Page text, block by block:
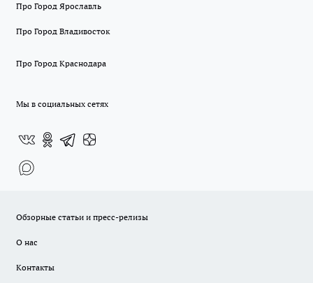
Про Город Ярославль
Про Город Владивосток
Про Город Краснодара
Мы в социальных сетях
Обзорные статьи и пресс-релизы
О нас
Контакты